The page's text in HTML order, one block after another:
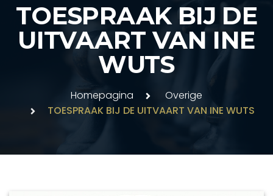
TOESPRAAK BIJ DE
UITVAART VAN INE
WUTS
Homepagina
Overige
TOESPRAAK BIJ DE UITVAART VAN INE WUTS